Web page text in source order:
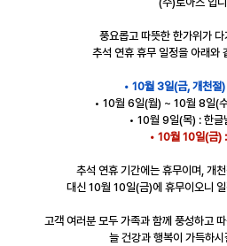
풍요롭고 따뜻한 한가위가
추석 연휴 휴무 일정을 아래와
• 10월 3일(금, 개천절)
• 10월 6일(월) ~ 10월 8일(
• 10월 9일(목) : 한글
• 10월 10일(금)
추석 연휴 기간에는 휴무이며, 개
대신 10월 10일(금)에 휴무이오니
고객 여러분 모두 가족과 함께 풍성하고
늘 건강과 행복이 가득하